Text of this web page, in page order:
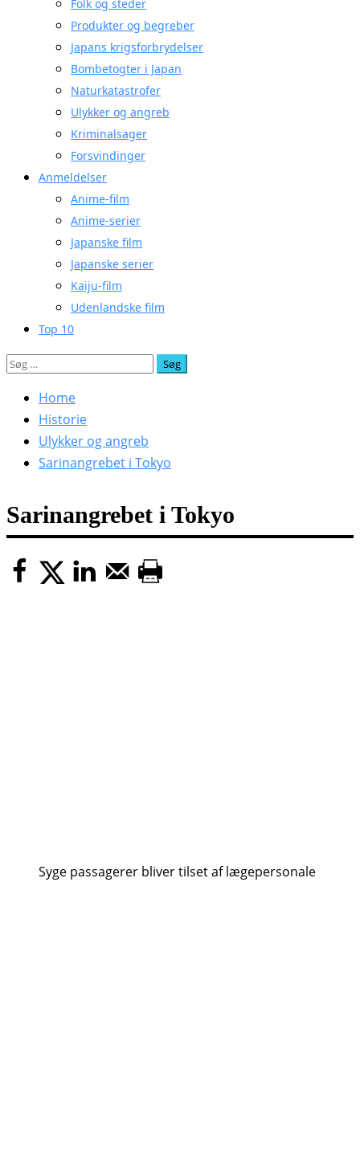
Folk og steder
Produkter og begreber
Japans krigsforbrydelser
Bombetogter i Japan
Naturkatastrofer
Ulykker og angreb
Kriminalsager
Forsvindinger
Anmeldelser
Anime-film
Anime-serier
Japanske film
Japanske serier
Kaiju-film
Udenlandske film
Top 10
Søg
Home
Historie
Ulykker og angreb
Sarinangrebet i Tokyo
Sarinangrebet i Tokyo
Syge passagerer bliver tilset af lægepersonale